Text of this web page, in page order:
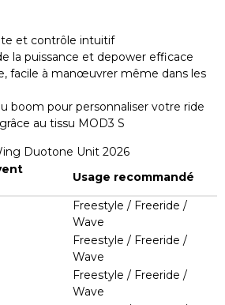
et contrôle intuitif
la puissance et depower efficace
facile à manœuvrer même dans les
boom pour personnaliser votre ride
au tissu MOD3 S
Duotone Unit 2026
Usage recommandé
Freestyle / Freeride /
Wave
Freestyle / Freeride /
Wave
Freestyle / Freeride /
Wave